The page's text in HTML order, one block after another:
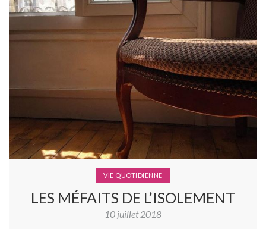
VIE QUOTIDIENNE
LES MÉFAITS DE L’ISOLEMENT
10 juillet 2018